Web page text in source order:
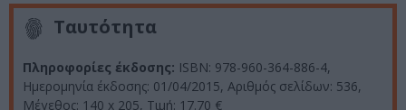
Ταυτότητα
Πληροφορίες έκδοσης: ISBN: 978-960-364-886-4,
Ημερομηνία έκδοσης: 01/04/2015, Αριθμός σελίδων: 536,
Μέγεθος: 140 x 205, Τιμή: 17.70 €